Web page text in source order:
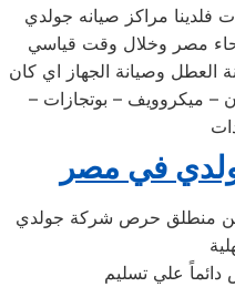
فلدينا مراكز صيانه جولدي
مصر وخلال وقت قياسي
العطل وصيانة الجهاز اي كان
– ميكروويف – بوتجازات –
في مصر
من منطلق حرص شركة جولدي
علي تسليم